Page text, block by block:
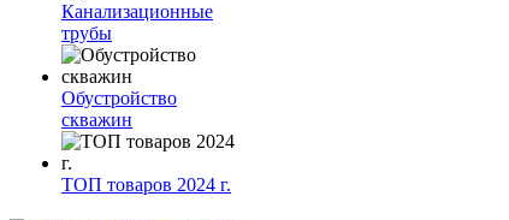
Канализационные
трубы
Обустройство
скважин
ТОП товаров 2024 г.